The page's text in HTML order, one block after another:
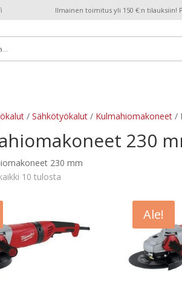
Ilmainen toimitus yli 150 €:n tilauksiin!
/ Sähkötyökalut/ Kulmahiomakoneet/
230
230 mm
10 tulosta
Ale!